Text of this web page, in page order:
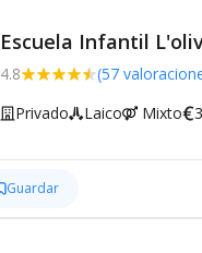
Escuela Infantil
4.8 (57
Privado Laico Mixto
Guardar